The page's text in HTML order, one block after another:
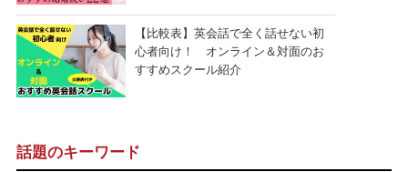
【比較表】英会話で全く話せない初
心者向け！ オンライン＆対面のお
すすめスクール紹介
話題のキーワード